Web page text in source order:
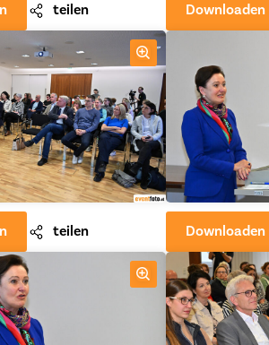
teilen Downloaden
teilen Downloaden